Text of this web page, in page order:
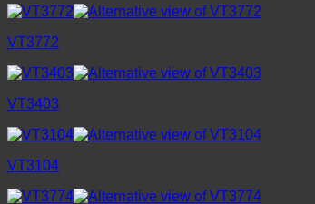
VT3772
VT3403
VT3104